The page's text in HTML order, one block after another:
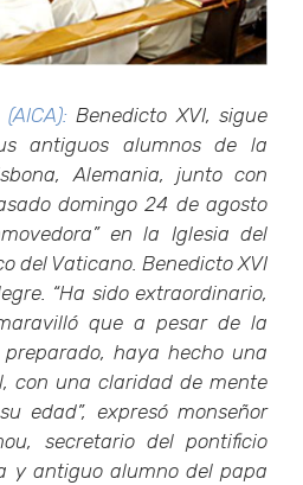
Benedicto XVI, sigue
antiguos alumnos de la
Alemania, junto con
domingo 24 de agosto
en la Iglesia del
del Vaticano. Benedicto XVI
“Ha sido extraordinario,
que a pesar de la
haya hecho una
con una claridad de mente
edad”, expresó monseñor
secretario del pontificio
y antiguo alumno del papa